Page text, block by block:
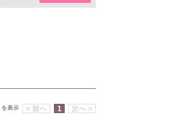
< 前へ 1 次へ >
表示